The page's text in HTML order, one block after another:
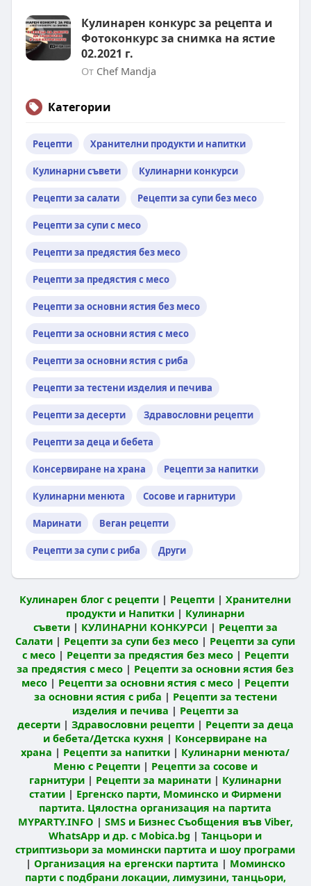
Кулинарен конкурс за рецепта и
Фотоконкурс за снимка на ястие
02.2021 г.
От Chef Mandja
Категории
Рецепти Хранителни продукти и напитки
Кулинарни съвети Кулинарни конкурси
Рецепти за салати Рецепти за супи без месо
Рецепти за супи с месо
Рецепти за предястия без месо
Рецепти за предястия с месо
Рецепти за основни ястия без месо
Рецепти за основни ястия с месо
Рецепти за основни ястия с риба
Рецепти за тестени изделия и печива
Рецепти за десерти Здравословни рецепти
Рецепти за деца и бебета
Консервиране на храна Рецепти за напитки
Кулинарни менюта Сосове и гарнитури
Маринати Веган рецепти
Рецепти за супи с риба Други
Кулинарен блог с рецепти | Рецепти |Хранителни
продукти и Напитки | Кулинарни
съвети| КУЛИНАРНИ КОНКУРСИ | Рецепти за
Салати | Рецепти за супи без месо | Рецепти за супи
с месо| Рецепти за предястия без месо| Рецепти
за предястия с месо | Рецепти за основни ястия без
месо | Рецепти за основни ястия с месо | Рецепти
за основни ястия с риба | Рецепти за тестени
изделия и печива | Рецепти за
десерти| Здравословни рецепти| Рецепти за деца
и бебета/Детска кухня | Консервиране на
храна | Рецепти за напитки | Кулинарни менюта/
Меню с Рецепти| Рецепти за сосове и
гарнитури | Рецепти за маринати | Кулинарни
статии | Ергенско парти, Моминско и Фирмени
партита. Цялостна организация на партита
MYPARTY.INFO | SMS и Бизнес Съобщения във Viber,
WhatsApp и др. с Mobica.bg |Танцьори и
стриптизьори за момински партита и шоу програми
| Организация на ергенски партита | Моминско
парти с подбрани локации, лимузини, танцьори,